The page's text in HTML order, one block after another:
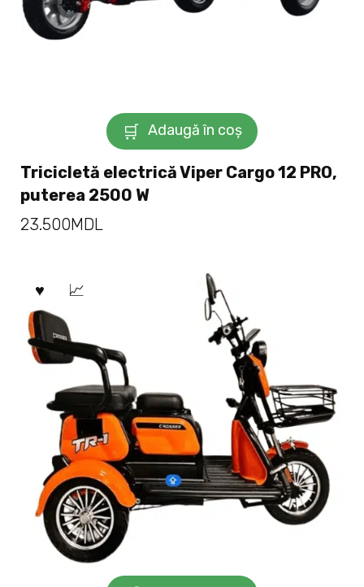
Adaugă în coș
Tricicletă electrică Viper Cargo 12 PRO,
puterea 2500 W
23.500MDL